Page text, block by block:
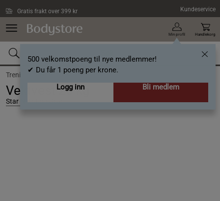
Gratis frakt over 399 kr Kundeservice
Min profil
500 velkomstpoeng til nye medlemmer!
✔ Du får 1 poeng per krone.
Logg inn
Bli medlem
Handlekorg
Trening / Vekter /Vektvest
Vektvest 20 kg
Star Nutrition Gear